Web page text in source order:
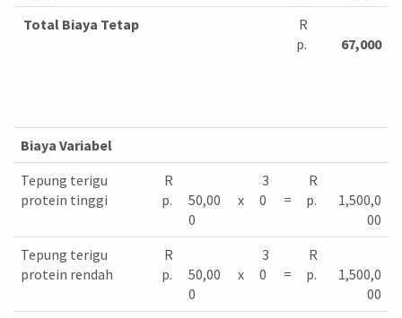
Total Biaya Tetap
R
p.
67,000
Biaya Variabel
Tepung terigu
protein tinggi
R
p.
50,00
0
x
3
0
=
R
p.
1,500,0
00
Tepung terigu
protein rendah
R
p.
50,00
0
x
3
0
=
R
p.
1,500,0
00